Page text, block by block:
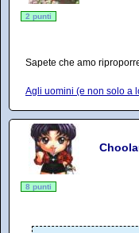
2 punti
Sapete che amo
Agli uomini (e non solo a
8 punti